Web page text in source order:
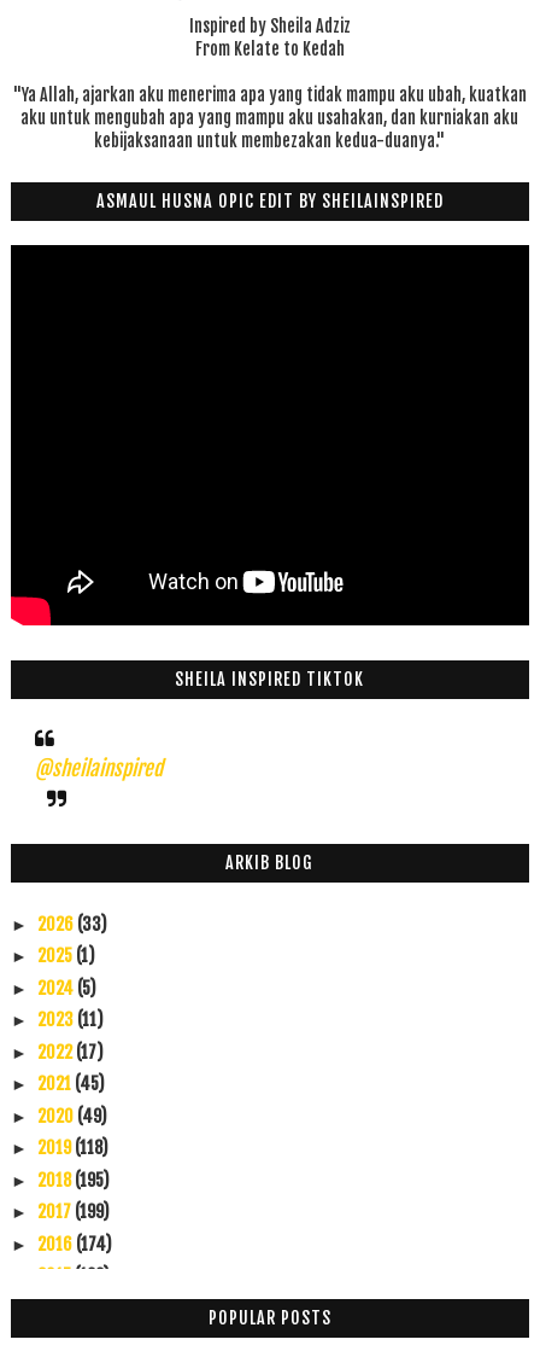
Inspired by Sheila Adziz
From Kelate to Kedah
"Ya Allah, ajarkan aku menerima apa yang tidak mampu aku ubah, kuatkan
aku untuk mengubah apa yang mampu aku usahakan, dan kurniakan aku
kebijaksanaan untuk membezakan kedua-duanya."
ASMAUL HUSNA OPIC EDIT BY SHEILAINSPIRED
SHEILA INSPIRED TIKTOK
@sheilainspired
ARKIB BLOG
► 2026 (33)
► 2025 (1)
► 2024 (5)
► 2023 (11)
► 2022(17)
► 2021 (45)
► 2020 (49)
► 2019(118)
► 2018(195)
► 2017 (199)
► 2016 (174)
2015 (199)
▼Disember(60)
Bila Lelaki Nigeria Belanja Makan
POPULAR POSTS